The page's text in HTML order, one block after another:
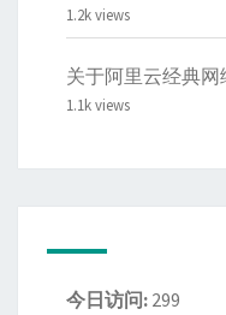
1.2k views
关于阿里云经典网
1.1k views
今日访问: 299